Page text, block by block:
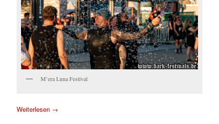
M’era Luna Festival
Weiterlesen →